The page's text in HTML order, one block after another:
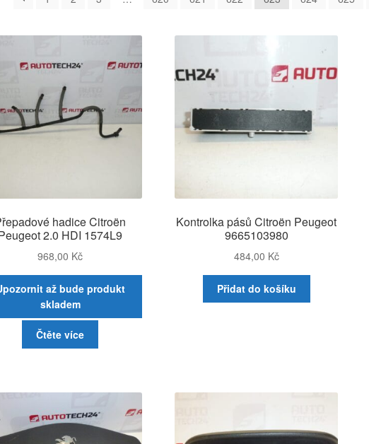
hadice Citroën
2.0 HDI 1574L9
968,00 Kč
až bude produkt
skladem
Čtěte více
Kontrolka pásů Citroën Peugeot
9665103980
484,00 Kč
Přidat do košíku